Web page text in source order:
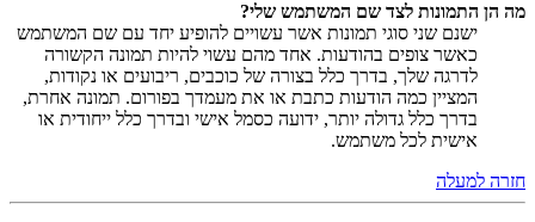
מה הן התמונות לצד שם המשתמש שלי?
ישנם שני סוגי תמונות אשר עשויים להופיע יחד עם שם המשתמש
כאשר צופים בהודעות. אחד מהם עשוי להיות תמונה הקשורה
לדרגה שלך, בדרך כלל בצורה של כוכבים, ריבועים או נקודות,
המציין כמה הודעות כתבת או את מעמדך בפורום. תמונה אחרת,
בדרך כלל גדולה יותר, ידועה כסמל אישי ובדרך כלל ייחודית או
אישית לכל משתמש.
חזרה למעלה